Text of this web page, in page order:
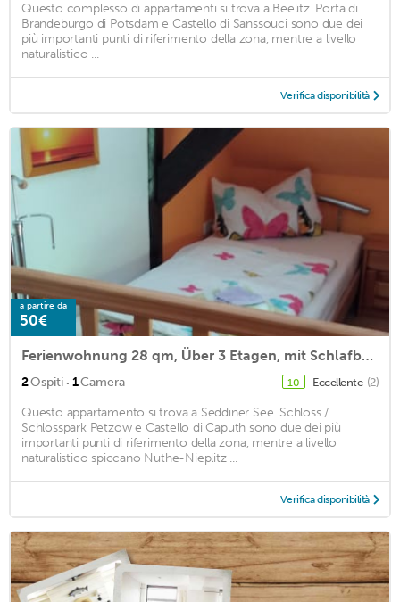
Questo complesso di appartamenti si trova a Beelitz. Porta di
Brandeburgo di Potsdam e Castello di Sanssouci sono due dei
più importanti punti di riferimento della zona, mentre a livello
naturalistico ...
Verifica disponibilità
a partire da
50€
Ferienwohnung 28 qm, Über 3 Etagen, mit Schlafboden, Max. 2 Personen
2Ospiti · 1Camera 10 Eccellente (2)
Questo appartamento si trova a Seddiner See. Schloss /
Schlosspark Petzow e Castello di Caputh sono due dei più
importanti punti di riferimento della zona, mentre a livello
naturalistico spiccano Nuthe-Nieplitz ...
Verifica disponibilità